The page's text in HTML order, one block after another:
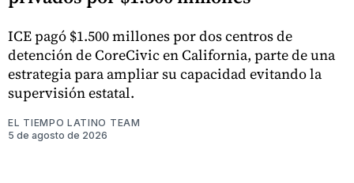
ICE pagó $1.500 millones por dos centros de
detención de CoreCivic en California, parte de una
estrategia para ampliar su capacidad evitando la
supervisión estatal.
EL TIEMPO LATINO TEAM
5 de agosto de 2026